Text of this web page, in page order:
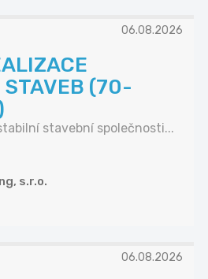
06.08.2026
STAVEB (70-
stavební společnosti...
s.r.o.
06.08.2026